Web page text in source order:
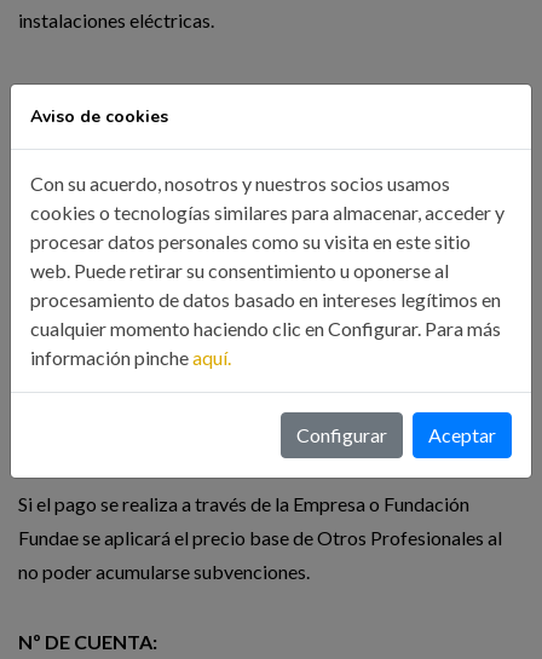
instalaciones eléctricas.
MATRICULA:
Estudiantes de último año de Ingeniería Industrial y
Miembros del CGES:
Otros Profesionales:
250.- Euros
El importe máximo bonificable a través de la Fundación
Estatal para la formación en él empleo en este curso será de
150.- Euros
Si el pago se realiza a través de la Empresa o Fundación
Fundae se aplicará el precio base de Otros Profesionales al
no poder acumularse subvenciones.
Nº DE CUENTA:
Aviso de cookies
Con su acuerdo, nosotros y nuestros socios usamos
cookies o tecnologías similares para almacenar, acceder y
procesar datos personales como su visita en este sitio
web. Puede retirar su consentimiento u oponerse al
procesamiento de datos basado en intereses legítimos en
cualquier momento haciendo clic en Configurar. Para más
información pincheaquí.
Configurar Aceptar